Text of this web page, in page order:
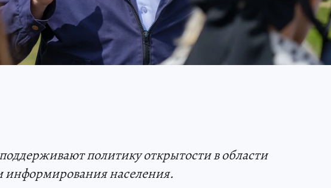
политику открытости в области
населения.